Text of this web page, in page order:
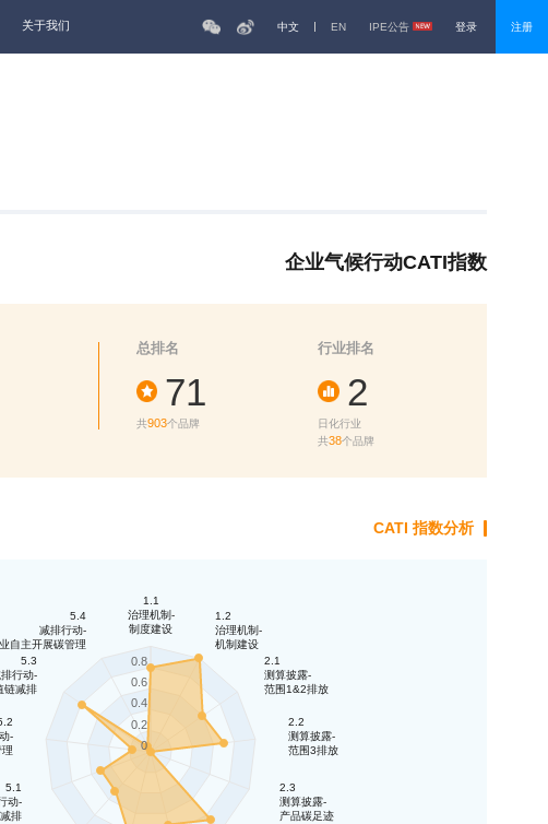
关于我们 中文 EN IPE公告 登录 注册
企业气候行动CATI指数
总排名
71
共903个品牌
行业排名
2
日化行业
共38个品牌
CATI 指数分析
1.1
治理机制-
制度建设
1.2
治理机制-
机制建设
2.1
测算披露-
范围1&2排放
2.2
测算披露-
范围3排放
2.3
测算披露-
产品碳足迹
5.1
动-
排
-
5.3
行动-
链减排
5.4
减排行动-
自主开展碳管理
0
0.2
0.4
0.6
0.8